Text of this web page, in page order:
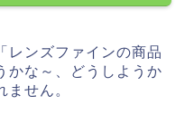
レンズファインの商品
かな～、どうしようか
せん。